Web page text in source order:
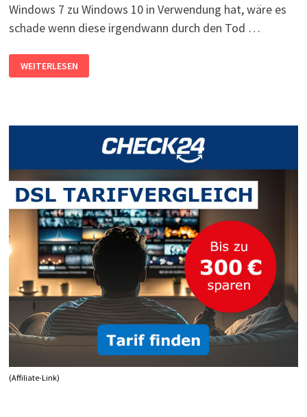
Windows 7 zu Windows 10 in Verwendung hat, wäre es
schade wenn diese irgendwann durch den Tod …
10:
LIZENZ
WEITERLESEN
(Affiliate-Link)